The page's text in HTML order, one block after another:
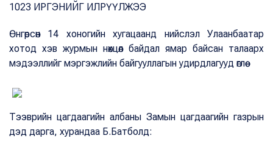
1023 ИРГЭНИЙГ ИЛРҮҮЛЖЭЭ
Өнгөрсөн 14 хоногийн хугацаанд нийслэл Улаанбаатар
хотод хэв журмын нөхцөл байдал ямар байсан талаарх
мэдээллийг мэргэжлийн байгууллагын удирдлагууд өглөө.
Тээврийн цагдаагийн албаны Замын цагдаагийн газрын
дэд дарга, хурандаа Б.Батболд: